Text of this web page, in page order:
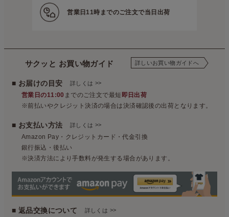
営業日11時までのご注文で当日出荷
サクッと お買い物ガイド 詳しいお買い物ガイドへ
■ お届けの目安 詳しくは >>
営業日の11:00 までのご注文で最短 即日出荷
※前払いやクレジット決済の場合は決済確認後の出荷となります。
■ お支払い方法 詳しくは >>
Amazon Pay・クレジットカード・代金引換
銀行振込・後払い
※決済方法により手数料が発生する場合があります。
■ 返品交換について 詳しくは >>